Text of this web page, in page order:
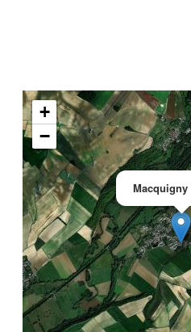
Macquigny
+
−